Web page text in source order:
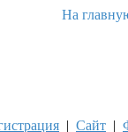
| Сайт |